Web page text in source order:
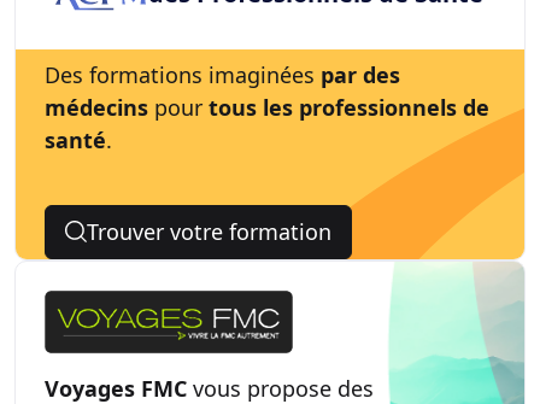
Des formations imaginées par des
médecins pour tous les professionnels de
santé.
Trouver votre formation
Voyages FMC vous propose des